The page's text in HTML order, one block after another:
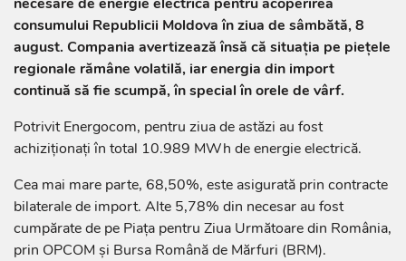
consumului Republicii Moldova în ziua de sâmbătă, 8
august. Compania avertizează însă că situația pe piețele
regionale rămâne volatilă, iar energia din import
continuă să fie scumpă, în special în orele de vârf.
Potrivit Energocom, pentru ziua de astăzi au fost
achiziționați în total 10.989 MWh de energie electrică.
Cea mai mare parte, 68,50%, este asigurată prin contracte
bilaterale de import. Alte 5,78% din necesar au fost
cumpărate de pe Piața pentru Ziua Următoare din România,
prin OPCOM și Bursa Română de Mărfuri (BRM).